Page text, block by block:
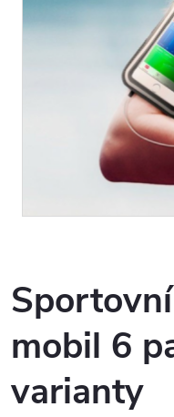
mobil 6
varianty